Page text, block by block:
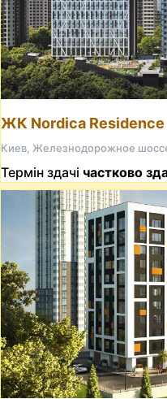
ЖК Nordica Residence
Киев, Железнодорожное
Термін здачі частково